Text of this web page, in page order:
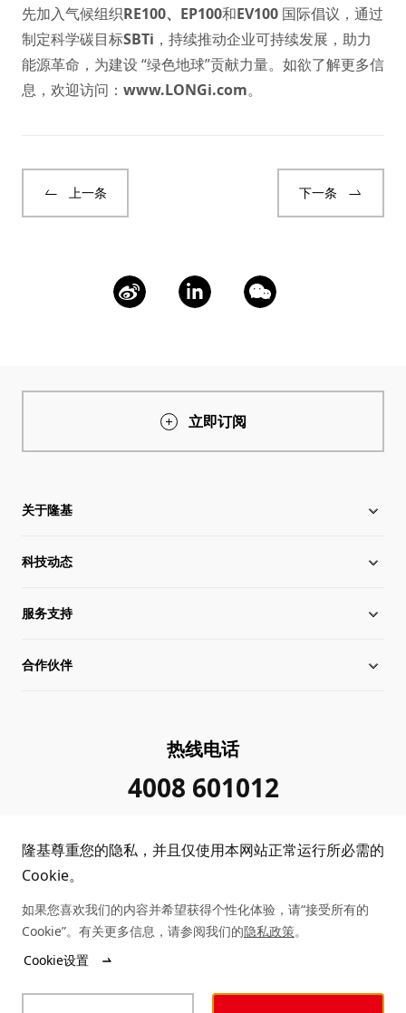
先加入气候组织RE100、 EP100和EV100 国际倡议，通过
制定科学碳目标SBTi ，持续推动企业可持续发展，助力
能源革命，为建设 “绿色地球”贡献力量。如欲了解更多信
息，欢迎访问： www.LONGi.com。
上一条 下一条
立即订阅
关于隆基
关于隆基
全球化布局
管理层信息
投诉举报
合规政策
科技动态
硅片价格
行业动态
服务支持
下载中心
客户问题反馈
收益计算
合作伙伴
协同创新合作
热线电话
4008 601012
Copyright © 2026 隆基绿能科技股份有限公司
隆基尊重您的隐私，并且仅使用本网站正常运行所必需的
Cookie。
如果您喜欢我们的内容并希望获得个性化体验，请“接受所有的
Cookie”。有关更多信息，请参阅我们的隐私政策。
Cookie设置